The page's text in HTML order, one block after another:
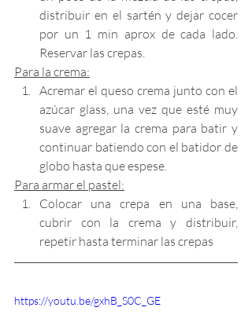
distribuir en el sartén y dejar cocer
por un 1 min aprox de cada lado.
Reservar las crepas.
Para la crema:
Acremar el queso crema junto con el
azúcar glass, una vez que esté muy
suave agregar la crema para batir y
continuar batiendo con el batidor de
globo hasta que espese.
Para armar el pastel:
Colocar una crepa en una base,
cubrir con la crema y distribuir,
repetir hasta terminar las crepas
https://youtu.be/gxhB_S0C_GE